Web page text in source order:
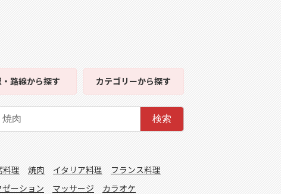
路線から探す カテゴリーから探す
検索
料理 焼肉 イタリア料理
フランス料理
ゼーション マッサージ カラオケ